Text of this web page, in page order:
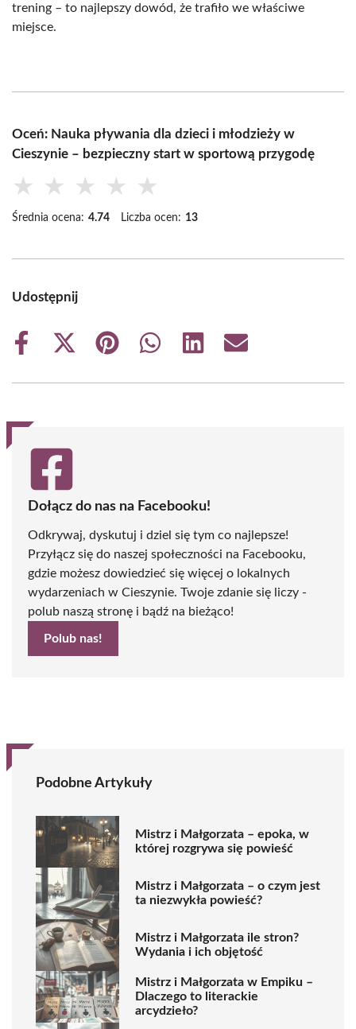
trening – to najlepszy dowód, że trafiło we właściwe
miejsce.
Oceń: Nauka pływania dla dzieci i młodzieży w
Cieszynie – bezpieczny start w sportową przygodę
★ ★ ★ ★ ★
Średnia ocena: 4.74 Liczba ocen: 13
Udostępnij
Share
Share
(Twitter)
Share
Share
Share
Share
Dołącz do nas na Facebooku!
Odkrywaj, dyskutuj i dziel się tym co najlepsze!
Przyłącz się do naszej społeczności na Facebooku,
gdzie możesz dowiedzieć się więcej o lokalnych
wydarzeniach w Cieszynie. Twoje zdanie się liczy -
polub naszą stronę i bądź na bieżąco!
Polub nas!
Podobne Artykuły
Mistrz i Małgorzata – epoka, w
której rozgrywa się powieść
Mistrz i Małgorzata – o czym jest
ta niezwykła powieść?
Mistrz i Małgorzata ile stron?
Wydania i ich objętość
Mistrz i Małgorzata w Empiku –
Dlaczego to literackie
arcydzieło?